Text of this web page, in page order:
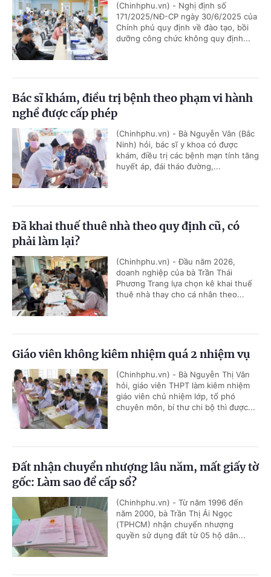
(Chinhphu.vn) - Nghị định số
171/2025/NĐ-CP ngày 30/6/2025 của
Chính phủ quy định về đào tạo, bồi
dưỡng công chức không quy định...
Bác sĩ khám, điều trị bệnh theo phạm vi hành
nghề được cấp phép
(Chinhphu.vn) - Bà Nguyễn Vân (Bắc
Ninh) hỏi, bác sĩ y khoa có được
khám, điều trị các bệnh mạn tính tăng
huyết áp, đái tháo đường,...
Đã khai thuế thuê nhà theo quy định cũ, có
phải làm lại?
(Chinhphu.vn) - Đầu năm 2026,
doanh nghiệp của bà Trần Thái
Phương Trang lựa chọn kê khai thuế
thuê nhà thay cho cá nhân theo...
Giáo viên không kiêm nhiệm quá 2 nhiệm vụ
(Chinhphu.vn) - Bà Nguyễn Thị Vân
hỏi, giáo viên THPT làm kiêm nhiệm
giáo viên chủ nhiệm lớp, tổ phó
chuyên môn, bí thư chi bộ thì được...
Đất nhận chuyển nhượng lâu năm, mất giấy tờ
gốc: Làm sao để cấp sổ?
(Chinhphu.vn) - Từ năm 1996 đến
năm 2000, bà Trần Thị Ái Ngọc
(TPHCM) nhận chuyển nhượng
quyền sử dụng đất từ 05 hộ dân...